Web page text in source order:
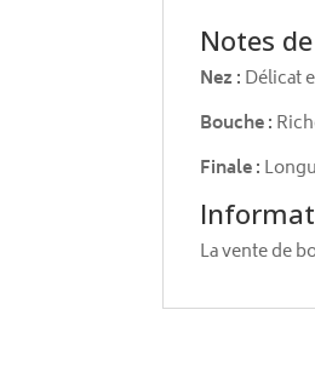
Notes
Nez : Délicat
Bouche :
Finale :
La vente de